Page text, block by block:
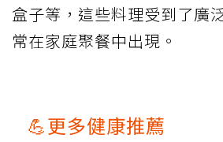
盒子等，這些料理受到了廣
常在家庭聚餐中出現。
💪更多健康推薦